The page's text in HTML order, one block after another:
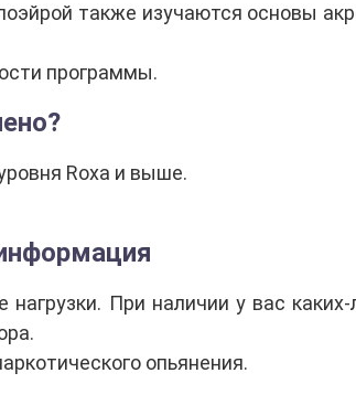
также изучаются основы
программы.
Roxa и выше.
При наличии у вас
опьянения.